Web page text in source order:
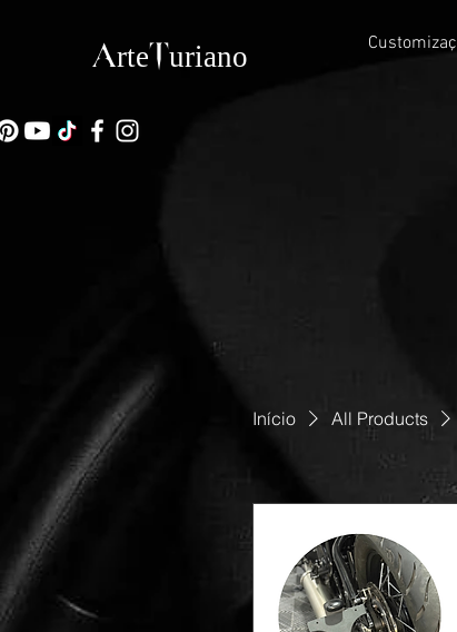
ArteTuriano
Início All Products